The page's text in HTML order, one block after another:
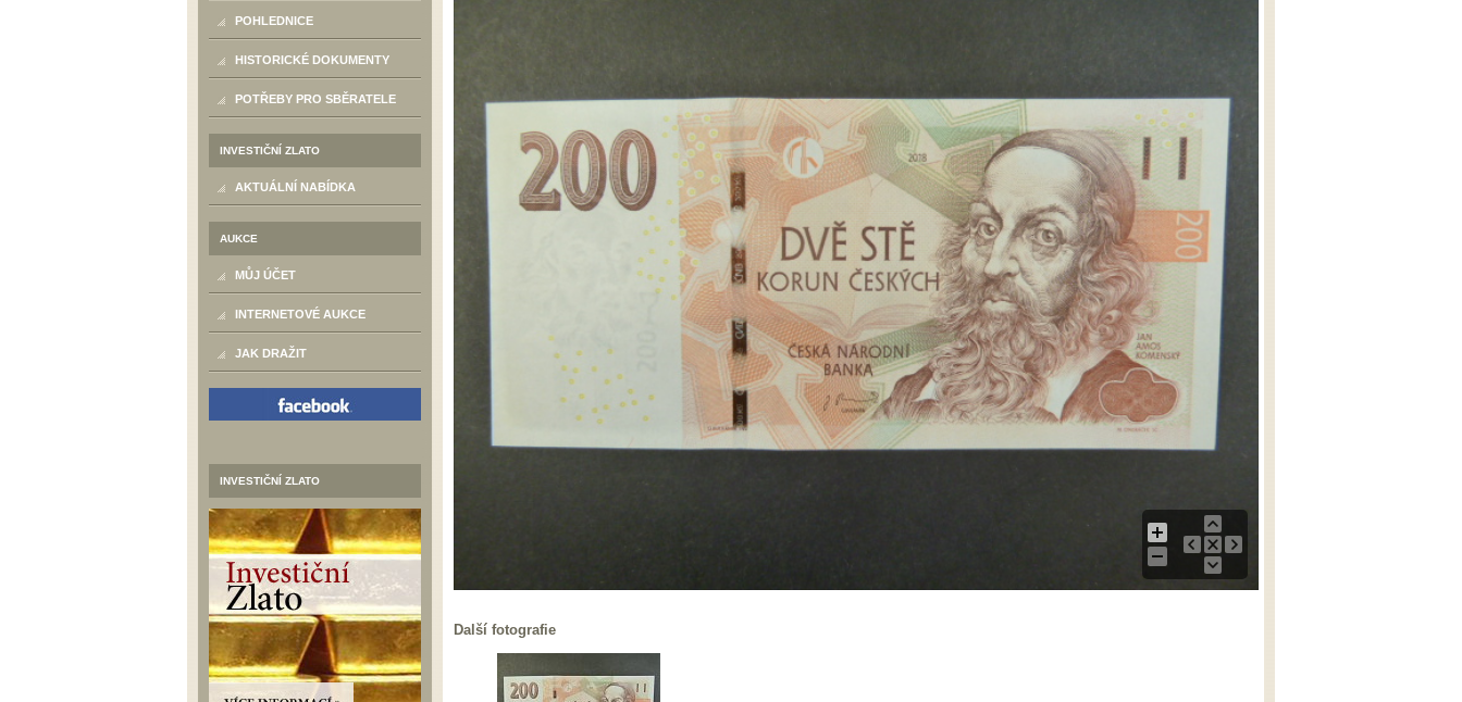
POHLEDNICE
HISTORICKÉ DOKUMENTY
POTŘEBY PRO SBĚRATELE
INVESTIČNÍ ZLATO
AKTUÁLNÍ NABÍDKA
AUKCE
MŮJ ÚČET
INTERNETOVÉ AUKCE
JAK DRAŽIT
INVESTIČNÍ ZLATO
Další fotografie